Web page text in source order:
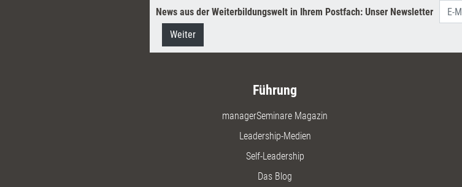
News aus der Weiterbildungswelt in Ihrem Postfach: Unser Newsletter
Weiter
Führung
managerSeminare Magazin
Leadership-Medien
Self-Leadership
Das Blog